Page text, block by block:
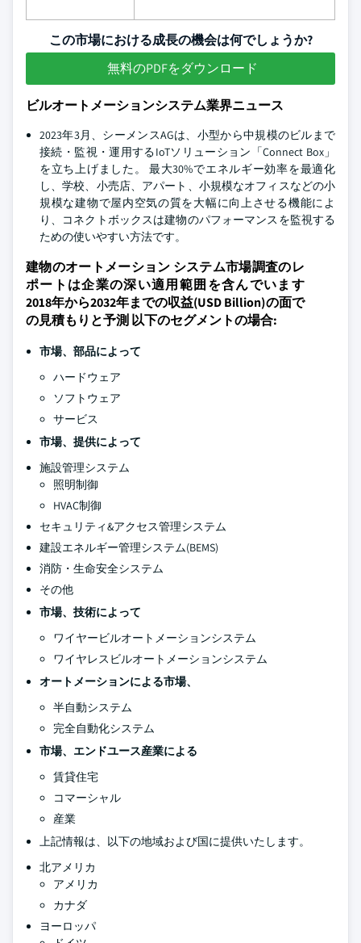
この市場における成長の機会は何でしょうか?
無料のPDFをダウンロード
ビルオートメーションシステム業界ニュース
2023年3月、シーメンスAGは、小型から中規模のビルまで
接続・監視・運用するIoTソリューション「Connect Box」
を立ち上げました。 最大30%でエネルギー効率を最適化
し、学校、小売店、アパート、小規模なオフィスなどの小
規模な建物で屋内空気の質を大幅に向上させる機能によ
り、コネクトボックスは建物のパフォーマンスを監視する
ための使いやすい方法です。
建物のオートメーション システム市場調査のレ
ポートは企業の深い適用範囲を含んでいます
2018年から2032年までの収益(USD Billion)の面で
の見積もりと予測 以下のセグメントの場合:
市場、部品によって
ハードウェア
ソフトウェア
サービス
市場、提供によって
施設管理システム
照明制御
HVAC制御
セキュリティ&アクセス管理システム
建設エネルギー管理システム(BEMS)
消防・生命安全システム
その他
市場、技術によって
ワイヤービルオートメーションシステム
ワイヤレスビルオートメーションシステム
オートメーションによる市場、
半自動システム
完全自動化システム
市場、エンドユース産業による
賃貸住宅
コマーシャル
産業
上記情報は、以下の地域および国に提供いたします。
北アメリカ
アメリカ
カナダ
ヨーロッパ